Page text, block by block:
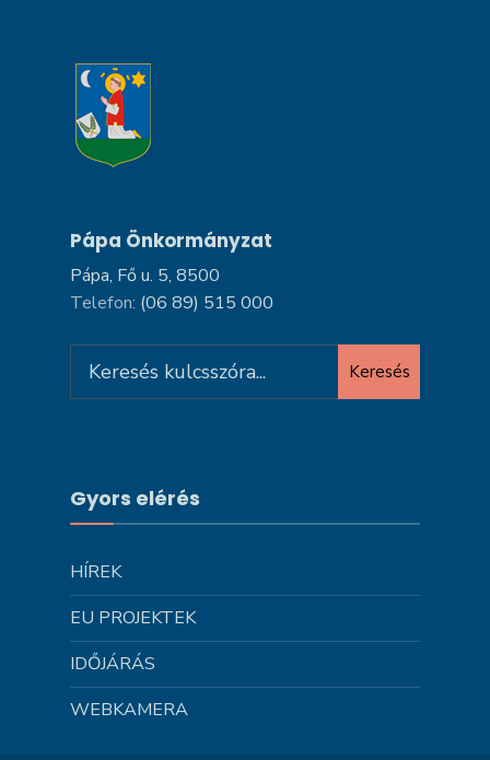
Pápa Önkormányzat
Pápa, Fő u. 5, 8500
Telefon: (06 89) 515 000
for:
Keresés
Gyors elérés
HÍREK
EU PROJEKTEK
IDŐJÁRÁS
WEBKAMERA